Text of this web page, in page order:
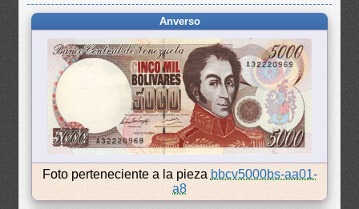
Anverso
Foto perteneciente a la pieza bbcv5000bs-aa01-
a8